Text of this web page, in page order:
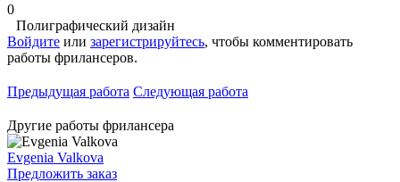
0
Полиграфический дизайн
Войдите или зарегистрируйтесь, чтобы комментировать
работы фрилансеров.
Предыдущая работа Следующая работа
Другие работы фрилансера
Evgenia Valkova
Предложить заказ